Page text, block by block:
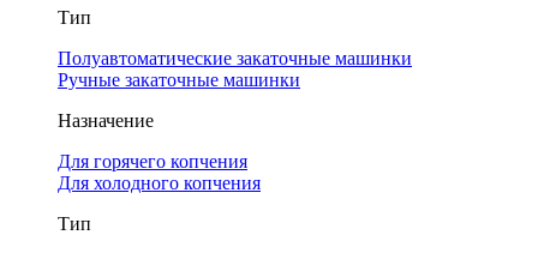
Тип
Полуавтоматические закаточные машинки
Ручные закаточные машинки
Назначение
Для горячего копчения
Для холодного копчения
Тип